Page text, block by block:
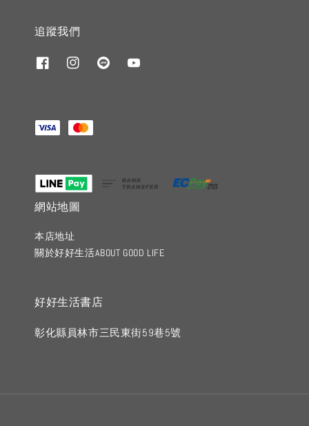
追蹤我們
網站地圖
本店地址
關於好好生活ABOUT GOOD LIFE
好好生活書店
彰化縣員林市三民東街59巷5號